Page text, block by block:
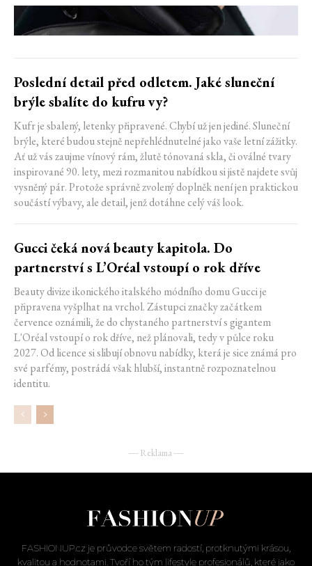
Poslední detail před odletem. Jaké sluneční
brýle sbalíte do kufru vy?
Kufr je sbalený, letenky připravené. Chybí už jen jediné. Sluneční
brýle, které budou stejně nepřehlédnutelné jako vaše letní zážitky.
Ať už vás zaujme vínový rám, žlutě tónovaná skla, či oválné tvary
inspirované 90. lety, mezi rozmanitou nabídkou si jistě najdete svůj
vysněný pár. Protože správně zvolený doplněk není jen praktickou
součástí výbavy, ale detail, jenž dotáhne celý váš look.
Gucci čeká nová beauty kapitola. Do
partnerství s L’Oréal vstoupí o rok dříve
Beauty divize ikonického italského módního domu Gucci je
připravena vyšplhat na vrchol. Zástupci značky začátkem
července oznámili, že do chystaného partnerství s gigantem
L'Oréal vstoupí o rok dříve, než plánovali, tedy v půlce roku
2027. Od licence si slibují obnovu nabídky, která je sice známá pro
své parfémy, postrádá však hlubší, instantně rozpoznatelnou
identitu.
― Reklama ―
FASHIONUP.cz je průvodce světem radostí, protknutými krásou,
kvalitou a hodnotami. Tvoří ho tým lifestyle profesionálů, které jako